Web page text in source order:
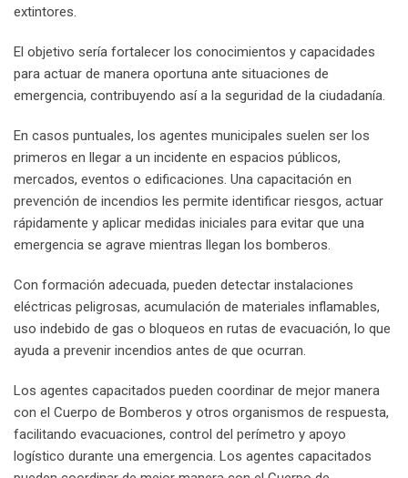
extintores.
El objetivo sería fortalecer los conocimientos y capacidades
para actuar de manera oportuna ante situaciones de
emergencia, contribuyendo así a la seguridad de la ciudadanía.
En casos puntuales, los agentes municipales suelen ser los
primeros en llegar a un incidente en espacios públicos,
mercados, eventos o edificaciones. Una capacitación en
prevención de incendios les permite identificar riesgos, actuar
rápidamente y aplicar medidas iniciales para evitar que una
emergencia se agrave mientras llegan los bomberos.
Con formación adecuada, pueden detectar instalaciones
eléctricas peligrosas, acumulación de materiales inflamables,
uso indebido de gas o bloqueos en rutas de evacuación, lo que
ayuda a prevenir incendios antes de que ocurran.
Los agentes capacitados pueden coordinar de mejor manera
con el Cuerpo de Bomberos y otros organismos de respuesta,
facilitando evacuaciones, control del perímetro y apoyo
logístico durante una emergencia. Los agentes capacitados